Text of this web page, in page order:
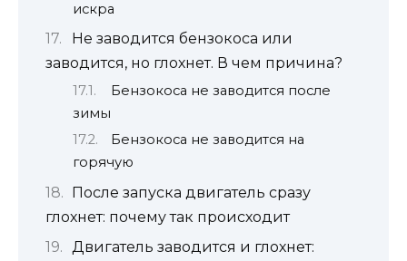
искра
Не заводится бензокоса или
заводится, но глохнет. В чем причина?
Бензокоса не заводится после
зимы
Бензокоса не заводится на
горячую
После запуска двигатель сразу
глохнет: почему так происходит
Двигатель заводится и глохнет: